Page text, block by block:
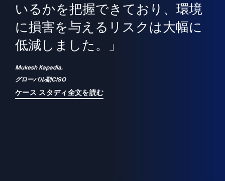
いるかを把握できており、環境
に損害を与えるリスクは大幅に
低減しました。」
Mukesh Kapadia,
グローバル副CISO
ケース スタディ全文を読む